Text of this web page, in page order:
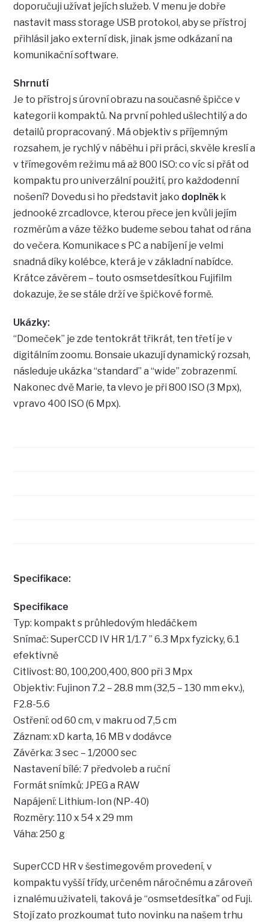
doporučuji užívat jejích služeb. V menu je dobře
nastavit mass storage USB protokol, aby se přístroj
přihlásil jako externí disk, jinak jsme odkázaní na
komunikační software.
Shrnutí
Je to přístroj s úrovní obrazu na současné špičce v
kategorii kompaktů. Na první pohled ušlechtilý a do
detailů propracovaný . Má objektiv s příjemným
rozsahem, je rychlý v náběhu i při práci, skvěle kreslí a
v třímegovém režimu má až 800 ISO: co víc si přát od
kompaktu pro univerzální použití, pro každodenní
nošení? Dovedu si ho představit jako doplněk k
jednooké zrcadlovce, kterou přece jen kvůli jejím
rozměrům a váze těžko budeme sebou tahat od rána
do večera. Komunikace s PC a nabíjení je velmi
snadná díky kolébce, která je v základní nabídce.
Krátce závěrem – touto osmsetdesítkou Fujifilm
dokazuje, že se stále drží ve špičkové formě.
Ukázky:
“Domeček” je zde tentokrát třikrát, ten třetí je v
digitálním zoomu. Bonsaie ukazují dynamický rozsah,
následuje ukázka “standard” a “wide” zobrazenmí.
Nakonec dvě Marie, ta vlevo je při 800 ISO (3 Mpx),
vpravo 400 ISO (6 Mpx).
Specifikace:
Specifikace
Typ: kompakt s průhledovým hledáčkem
Snímač: SuperCCD IV HR 1/1.7 ” 6.3 Mpx fyzicky, 6.1
efektivně
Citlivost: 80, 100,200,400, 800 při 3 Mpx
Objektiv: Fujinon 7.2 – 28.8 mm (32,5 – 130 mm ekv.),
F2.8-5.6
Ostření: od 60 cm, v makru od 7,5 cm
Záznam: xD karta, 16 MB v dodávce
Závěrka: 3 sec – 1/2000 sec
Nastavení bílé: 7 předvoleb a ruční
Formát snímků: JPEG a RAW
Napájení: Lithium-Ion (NP-40)
Rozměry: 110 x 54 x 29 mm
Váha: 250 g
SuperCCD HR v šestimegovém provedení, v
kompaktu vyšší třídy, určeném náročnému a zároveň
i znalému uživateli, taková je “osmsetdesítka” od Fuji.
Stojí zato prozkoumat tuto novinku na našem trhu